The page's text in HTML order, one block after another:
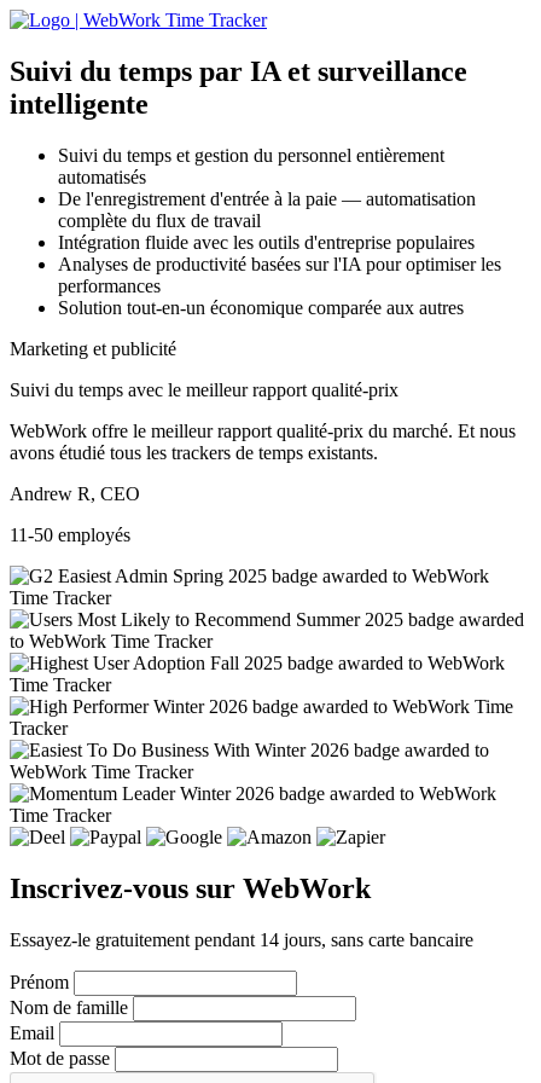
Suivi du temps par IA et surveillance
intelligente
Suivi du temps et gestion du personnel entièrement
automatisés
De l'enregistrement d'entrée à la paie — automatisation
complète du flux de travail
Intégration fluide avec les outils d'entreprise populaires
Analyses de productivité basées sur l'IA pour optimiser les
performances
Solution tout-en-un économique comparée aux autres
Marketing et publicité
Suivi du temps avec le meilleur rapport qualité-prix
WebWork offre le meilleur rapport qualité-prix du marché. Et nous
avons étudié tous les trackers de temps existants.
Andrew R, CEO
11-50 employés
Inscrivez-vous sur WebWork
Essayez-le gratuitement pendant 14 jours, sans carte bancaire
Prénom
Nom de famille
Email
Mot de passe